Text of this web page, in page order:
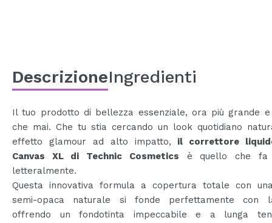
PROSSIMAMENTE
DescrizioneIngredienti
Il tuo prodotto di bellezza essenziale, ora più grande
che mai. Che tu stia cercando un look quotidiano
effetto glamour ad alto impatto, il correttore
Canvas XL di Technic Cosmetics è quello che
letteralmente.
Questa innovativa formula a copertura totale con
semi-opaca naturale si fonde perfettamente con
offrendo un fondotinta impeccabile e a lunga